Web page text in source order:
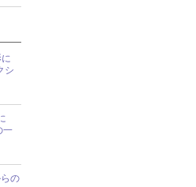
シ
一
の